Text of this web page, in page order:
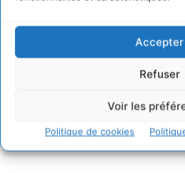
Accepter
Refuser
Voir les
Politique de cookies
À propos de la
Jaurès